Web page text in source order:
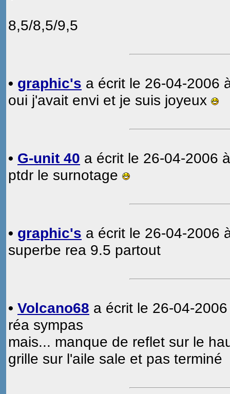
8,5/8,5/9,5
• graphic's a écrit le 26-04-2006
oui j'avait envi et je suis joyeux
• G-unit 40 a écrit le 26-04-2006
ptdr le surnotage
• graphic's a écrit le 26-04-2006
superbe rea 9.5 partout
• Volcano68 a écrit le 26-04-
réa sympas
mais... manque de reflet sur le
grille sur l'aile sale et pas terminé